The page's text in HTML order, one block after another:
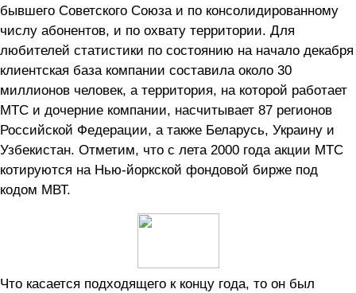
бывшего Советского Союза и по консолидированному
числу абонентов, и по охвату территории. Для
любителей статистики по состоянию на начало декабря
клиентская база компании составила около 30
миллионов человек, а территория, на которой работает
МТС и дочерние компании, насчитывает 87 регионов
Российской Федерации, а также Беларусь, Украину и
Узбекистан. Отметим, что с лета 2000 года акции МТС
котируются на Нью-йоркской фондовой бирже под
кодом МВТ.
Что касается подходящего к концу года, то он был